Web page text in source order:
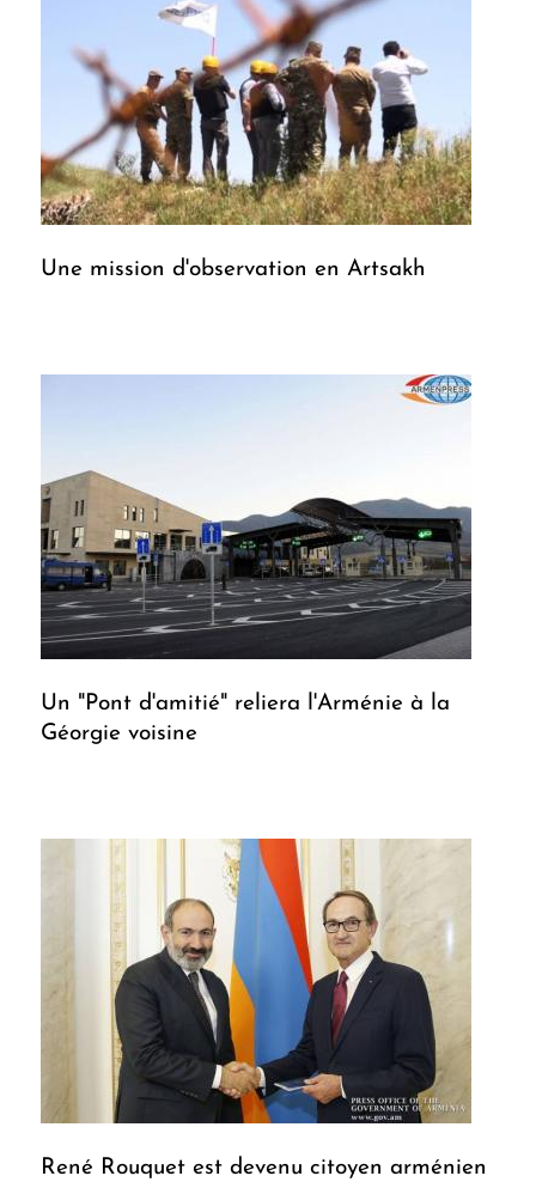
Une mission d'observation en Artsakh
Un "Pont d'amitié" reliera l'Arménie à la
Géorgie voisine
René Rouquet est devenu citoyen arménien